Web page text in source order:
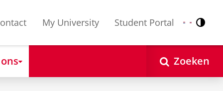
My University Student Portal Nederlands
English
Zoeken